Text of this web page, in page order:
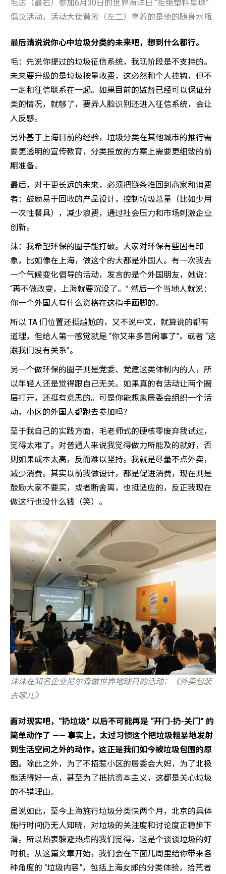
毛达（最右）参加6月30日的世界海洋日 “拒绝塑料星球”
倡议活动，活动大使黄渤（左二）拿着的是他的随身水瓶
最后请说说你心中垃圾分类的未来吧，想到什么都行。
毛：先说你提过的垃圾征信系统，我现阶段是不支持的。
未来要升级的是垃圾按量收费，这必然和个人挂钩，但不
一定和征信联系在一起。如果目前的监督已经可以保证分
类的情况，就够了，要弄人脸识别还进入征信系统，会让
人反感。
另外基于上海目前的经验，垃圾分类在其他城市的推行需
要更透明的宣传教育，分类投放的方案上需要更细致的前
期准备。
最后，对于更长远的未来，必须把链条推回到商家和消费
者：鼓励易于回收的产品设计，控制垃圾总量（比如少用
一次性餐具），减少浪费，通过社会压力和市场刺激企业
创新。
沫：我希望环保的圈子能打破。大家对环保有些固有印
象，比如像在上海，做这个的大都是外国人。有一次我去
一个气候变化倡导的活动，发言的是个外国朋友，她说：
“再不做改变，上海就要沉没了。” 然后一个当地人就说：
你一个外国人有什么资格在这指手画脚的。
所以 TA 们位置还挺尴尬的，又不说中文，就算说的都有
道理，但给人第一感觉就是 “你又来多管闲事了”，或者 “这
跟我们没有关系”。
另一个做环保的圈子则是党委、党建这类体制内的人，所
以年轻人还是觉得跟自己无关。如果真的有活动让两个圈
层打开，还挺有意思的。可是你能想象居委会组织一个活
动，小区的外国人都跑去参加吗？
至于我自己的实践方面，毛老师式的硬核零废弃我试过，
觉得太难了。对普通人来说我觉得做力所能及的就好，否
则如果成本太高，反而难以坚持。我就是尽量不点外卖，
减少消费。其实以前我做设计，都是促进消费，现在则是
鼓励大家不要买，或者断舍离，也挺适应的，反正我现在
做这行也没什么钱（笑）。
沫沫在知名企业尼尔森做世界地球日的活动：《外卖包装
去哪儿》
面对现实吧，“扔垃圾” 以后不可能再是 “开门-扔-关门” 的
简单动作了 —— 事实上，太过习惯这个把垃圾粗暴地发射
到生活空间之外的动作，这正是我们如今被垃圾包围的原
因。
除此之外，为了不招惹小区的居委会大妈，为了北极
熊活得好一点，甚至为了抵抗资本主义，这都是关心垃圾
的不错理由。
虽说如此，至今上海施行垃圾分类快两个月，北京的具体
施行时间仍无人知晓，对垃圾的关注度和讨论度正稳步下
滑。所以热衷躲避热点的我们觉得，这是个谈谈垃圾的好
时机。从这篇文章开始，我们会在下面几周里给你带来各
种角度的 “垃圾内容”，包括上海女郎的分类体验，拾荒者